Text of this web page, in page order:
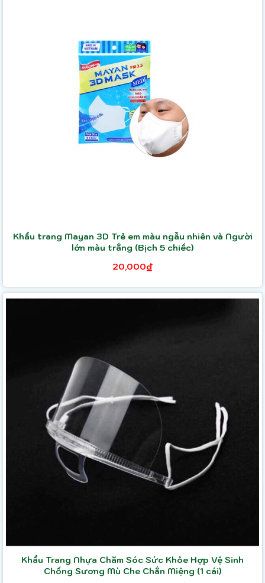
Khẩu trang Mayan 3D Trẻ em màu ngẫu nhiên và Người
lớn màu trắng (Bịch 5 chiếc)
20,000₫
Khẩu Trang Nhựa Chăm Sóc Sức Khỏe Hợp Vệ Sinh
Chống Sương Mù Che Chắn Miệng (1 cái)